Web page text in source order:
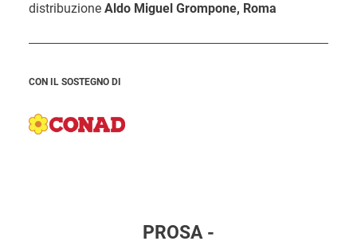
distribuzione Aldo Miguel Grompone, Roma
CON IL SOSTEGNO DI
PROSA -